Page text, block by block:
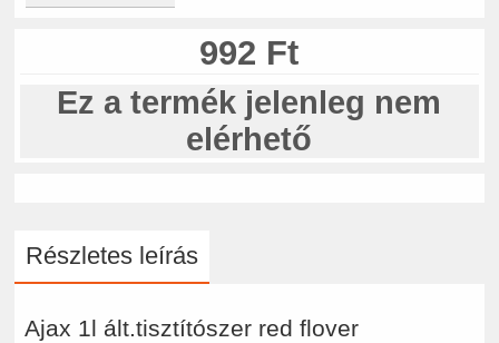
992 Ft
Ez a termék jelenleg nem
elérhető
Részletes leírás
Ajax 1l ált.tisztítószer red flover